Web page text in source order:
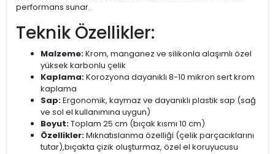
performans sunar.
Teknik Özellikler:
Malzeme:Krom, manganez ve silikonla alaşımlı özel
yüksek karbonlu çelik
Kaplama:Korozyona dayanıklı 8-10 mikron sert krom
kaplama
Sap:Ergonomik, kaymaz ve dayanıklı plastik sap (sağ
ve sol el kullanımına uygun)
Boyut:Toplam 25 cm (bıçak kısmı 10 cm)
Özellikler:Mıknatıslanma özelliği (çelik parçacıklarını
tutar),bıçakta çizik oluşturmaz, özel el koruyucusu